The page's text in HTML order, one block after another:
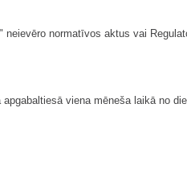
normatīvos aktus vai
viena mēneša laikā no